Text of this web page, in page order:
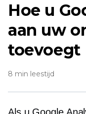
Hoe u
aan uw
toevoegt
8 min leestijd